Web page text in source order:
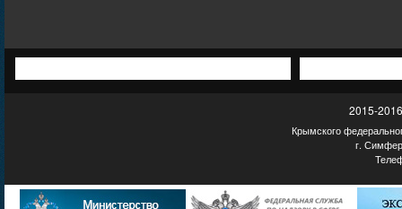
2015-
Крымского
г.